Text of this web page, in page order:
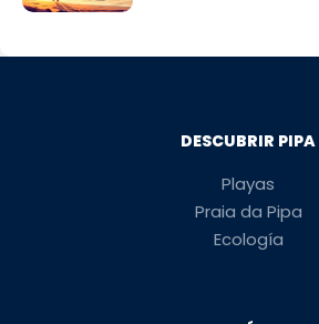
DESCUBRIR PIPA
Playas
Praia da Pipa
Ecología